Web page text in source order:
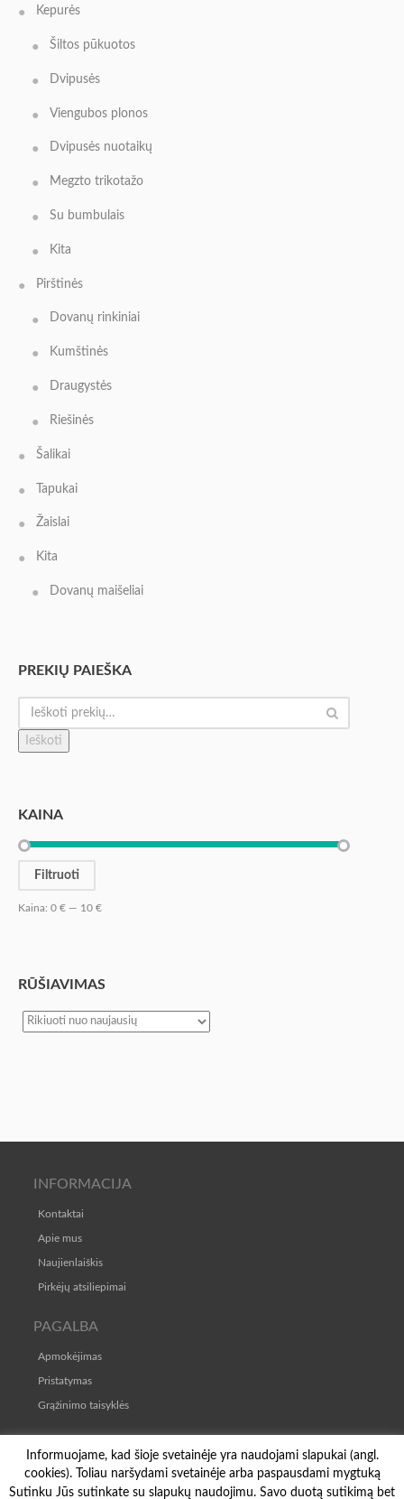
Kepurės
Šiltos pūkuotos
Dvipusės
Viengubos plonos
Dvipusės nuotaikų
Megzto trikotažo
Su bumbulais
Kita
Pirštinės
Dovanų rinkiniai
Kumštinės
Draugystės
Riešinės
Šalikai
Tapukai
Žaislai
Kita
Dovanų maišeliai
PREKIŲ PAIEŠKA
Ieškoti
KAINA
Filtruoti
Kaina: 0 € — 10 €
RŪŠIAVIMAS
INFORMACIJA
Kontaktai
Apie mus
Naujienlaiškis
Pirkėjų atsiliepimai
PAGALBA
Apmokėjimas
Pristatymas
Grąžinimo taisyklės
Pirkimo-pardavimo taisyklės
Informuojame, kad šioje svetainėje yra naudojami slapukai (angl.
cookies). Toliau naršydami svetainėje arba paspausdami mygtuką
Sutinku Jūs sutinkate su slapukų naudojimu. Savo duotą sutikimą bet